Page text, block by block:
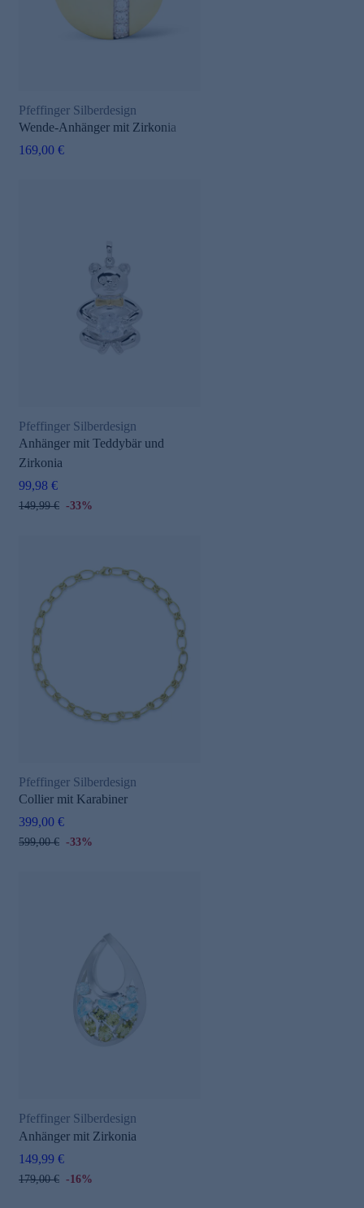
Pfeffinger Silberdesign
Wende-Anhänger mit Zirkonia
169,00 €
Pfeffinger Silberdesign
Anhänger mit Teddybär und
Zirkonia
99,98 €
149,99 € -33%
Pfeffinger Silberdesign
Collier mit Karabiner
399,00 €
599,00 € -33%
Pfeffinger Silberdesign
Anhänger mit Zirkonia
149,99 €
179,00 € -16%